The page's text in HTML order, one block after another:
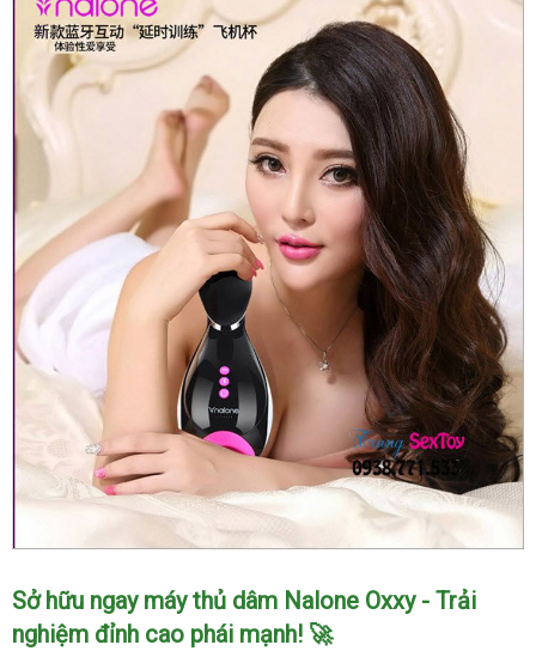
Máy
thủ
dâm
Sở hữu ngay máy thủ dâm Nalone Oxxy - Trải
nghiệm đỉnh cao phái mạnh! 🚀